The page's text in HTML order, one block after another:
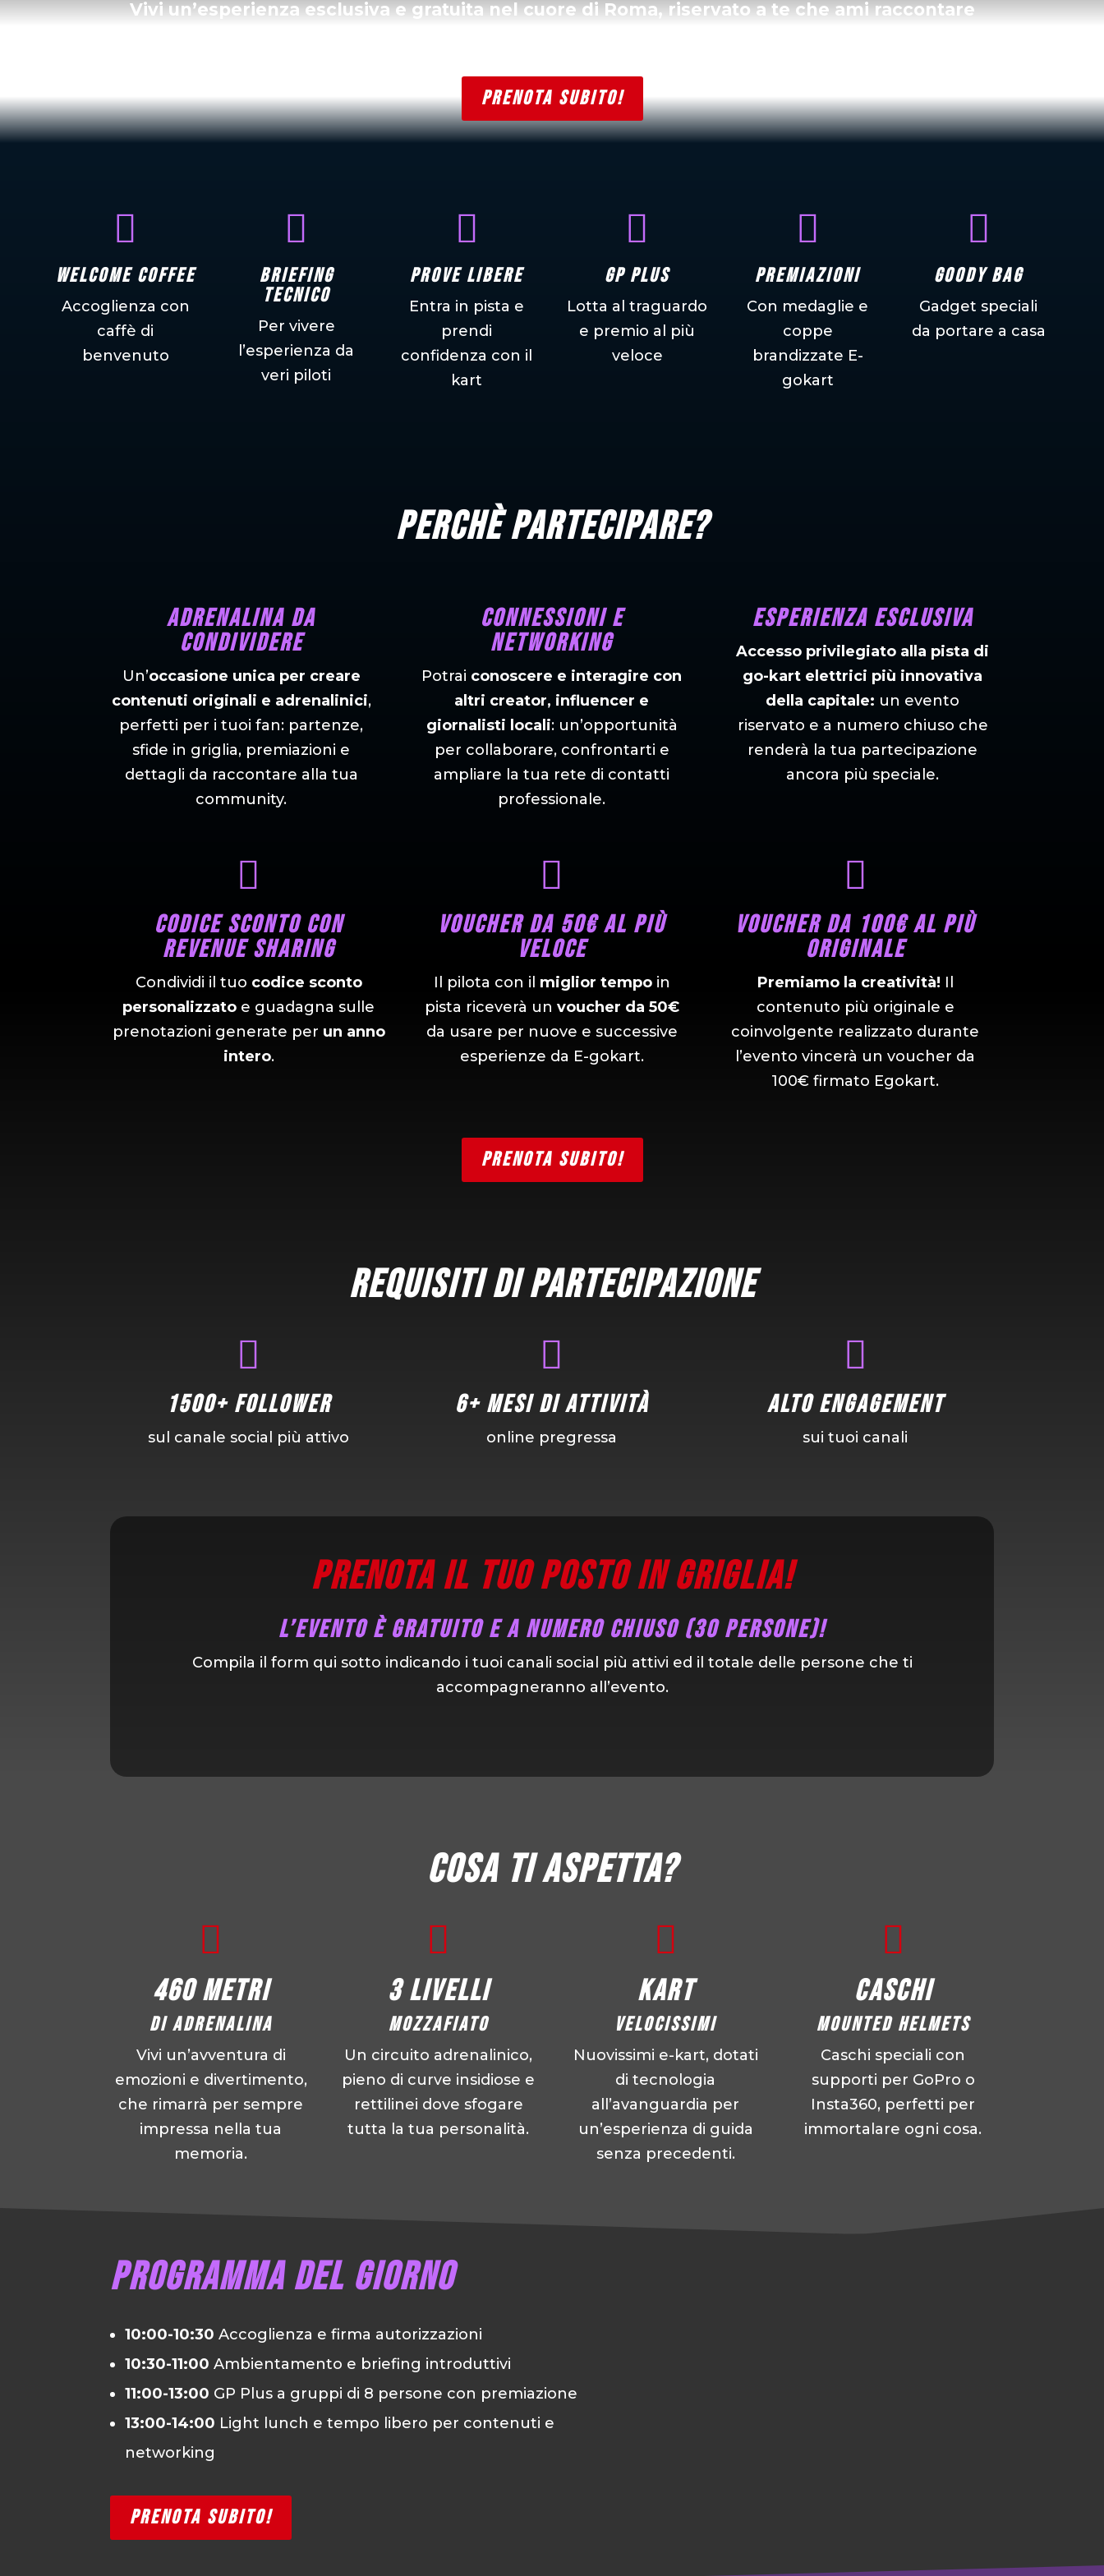
Vivi un’esperienza esclusiva e gratuita nel cuore di Roma, riservato a te che ami raccontare
PRENOTA SUBITO!

Welcome coffee
Accoglienza con
caffè di
benvenuto

Briefing
tecnico
Per vivere
l’esperienza da
veri piloti

Prove libere
Entra in pista e
prendi
confidenza con il
kart

GP PLUS
Lotta al traguardo
e premio al più
veloce

Premiazioni
Con medaglie e
coppe
brandizzate E-
gokart

Goody Bag
Gadget speciali
da portare a casa
Perchè partecipare?
Adrenalina da
condividere
Un’occasione unica per creare
contenuti originali e adrenalinici,
perfetti per i tuoi fan: partenze,
sfide in griglia, premiazioni e
dettagli da raccontare alla tua
community.
Connessioni e
networking
Potrai conoscere e interagire con
altri creator, influencer e
giornalisti locali: un’opportunità
per collaborare, confrontarti e
ampliare la tua rete di contatti
professionale.
Esperienza esclusiva
Accesso privilegiato alla pista di
go-kart elettrici più innovativa
della capitale: un evento
riservato e a numero chiuso che
renderà la tua partecipazione
ancora più speciale.

Codice sconto con
revenue sharing
Condividi il tuo codice sconto
personalizzato e guadagna sulle
prenotazioni generate per un anno
intero.

Voucher da 50€ al più
veloce
Il pilota con il miglior tempoin
pista riceverà un voucher da 50€
da usare per nuove e successive
esperienze da E-gokart.

Voucher da 100€ al più
originale
Premiamo la creatività! Il
contenuto più originale e
coinvolgente realizzato durante
l’evento vincerà un voucher da
100€ firmato Egokart.
PRENOTA SUBITO!
Requisiti di partecipazione

1500+ Follower
sul canale social più attivo

6+ mesi di attività
online pregressa

alto engagement
sui tuoi canali
Prenota il tuo posto in griglia!
L’evento è gratuito e a numero chiuso (30 persone)!
Compila il form qui sotto indicando i tuoi canali social più attivi ed il totale delle persone che ti
accompagneranno all’evento.
Cosa ti aspetta?

460 metri
di adrenalina
Vivi un’avventura di
emozioni e divertimento,
che rimarrà per sempre
impressa nella tua
memoria.

3 livelli
mozzafiato
Un circuito adrenalinico,
pieno di curve insidiose e
rettilinei dove sfogare
tutta la tua personalità.

kart
velocissimi
Nuovissimi e-kart, dotati
di tecnologia
all’avanguardia per
un’esperienza di guida
senza precedenti.

Caschi
Mounted helmets
Caschi speciali con
supporti per GoPro o
Insta360, perfetti per
immortalare ogni cosa.
Programma del giorno
10:00-10:30 Accoglienza e firma autorizzazioni
10:30-11:00 Ambientamento e briefing introduttivi
11:00-13:00 GP Plus a gruppi di 8 persone con premiazione
13:00-14:00 Light lunch e tempo libero per contenuti e
networking
PRENOTA SUBITO!